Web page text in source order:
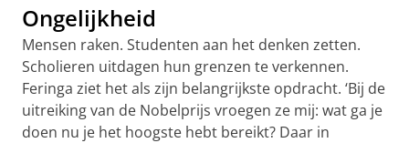
Ongelijkheid
Mensen raken. Studenten aan het denken zetten.
Scholieren uitdagen hun grenzen te verkennen.
Feringa ziet het als zijn belangrijkste opdracht. ‘Bij de
uitreiking van de Nobelprijs vroegen ze mij: wat ga je
doen nu je het hoogste hebt bereikt? Daar in